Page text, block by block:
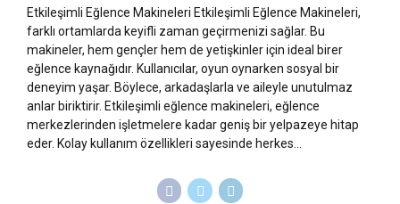
Etkileşimli Eğlence Makineleri Etkileşimli Eğlence Makineleri,
farklı ortamlarda keyifli zaman geçirmenizi sağlar. Bu
makineler, hem gençler hem de yetişkinler için ideal birer
eğlence kaynağıdır. Kullanıcılar, oyun oynarken sosyal bir
deneyim yaşar. Böylece, arkadaşlarla ve aileyle unutulmaz
anlar biriktirir. Etkileşimli eğlence makineleri, eğlence
merkezlerinden işletmelere kadar geniş bir yelpazeye hitap
eder. Kolay kullanım özellikleri sayesinde herkes...